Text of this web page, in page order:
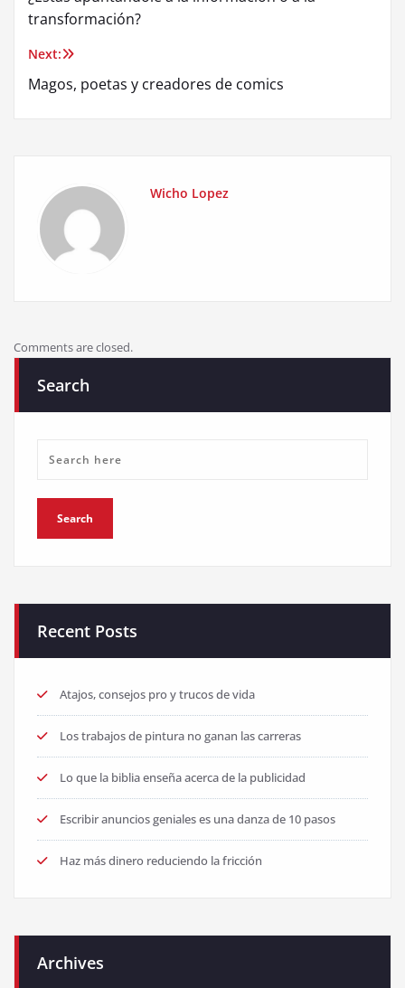
navigation
transformación?
Next:
Magos, poetas y creadores de comics
Wicho Lopez
Comments are closed.
Search
Recent Posts
Atajos, consejos pro y trucos de vida
Los trabajos de pintura no ganan las carreras
Lo que la biblia enseña acerca de la publicidad
Escribir anuncios geniales es una danza de 10 pasos
Haz más dinero reduciendo la fricción
Archives